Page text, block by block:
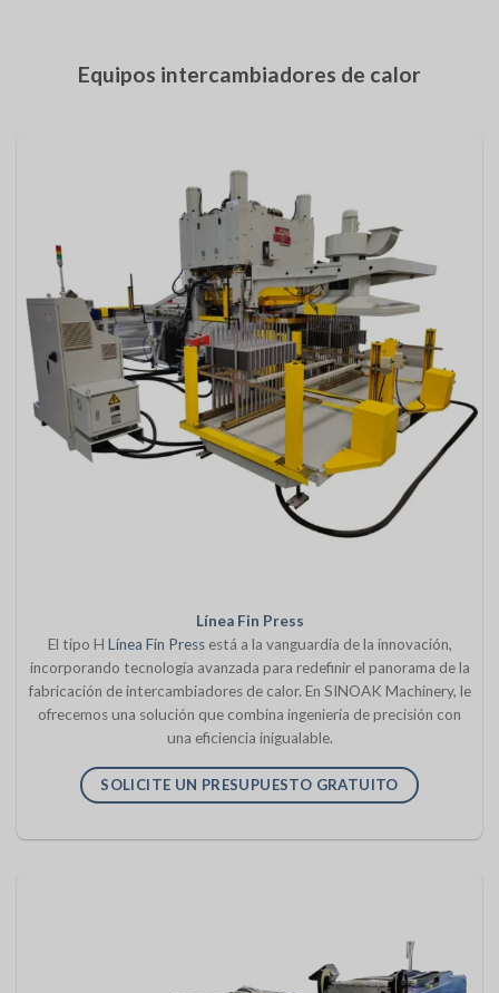
Equipos intercambiadores de calor
Línea Fin Press
El tipo H Línea Fin Pressestá a la vanguardia de la innovación,
incorporando tecnología avanzada para redefinir el panorama de la
fabricación de intercambiadores de calor. En SINOAK Machinery, le
ofrecemos una solución que combina ingeniería de precisión con
una eficiencia inigualable.
SOLICITE UN PRESUPUESTO GRATUITO